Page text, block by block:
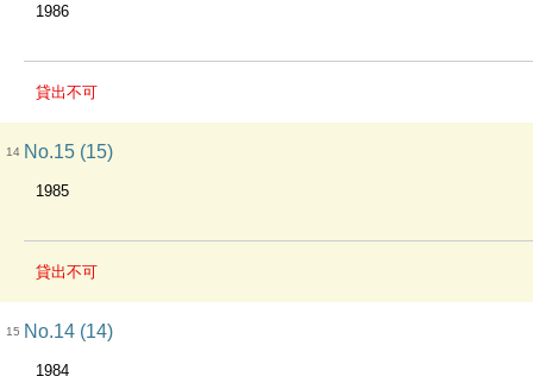
1986
貸出不可
14 No.15 (15)
1985
貸出不可
15 No.14 (14)
1984